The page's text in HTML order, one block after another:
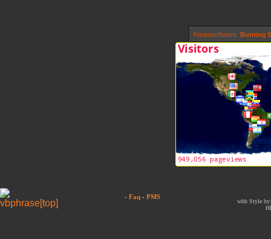
Forensoftware: Burning
- Faq - PMS
wbb Style